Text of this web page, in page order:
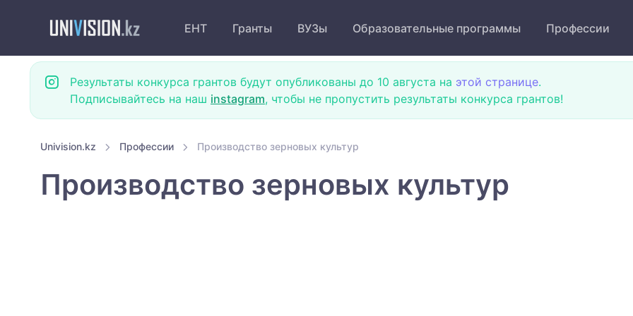
ЕНТ Гранты ВУЗы Образовательные программы Профессии
Результаты конкурса грантов будут опубликованы до 10 августа на этой странице.
Подписывайтесь на наш instagram, чтобы не пропустить результаты конкурса грантов!
Univision.kz Профессии Производство зерновых культур
Производство зерновых культур